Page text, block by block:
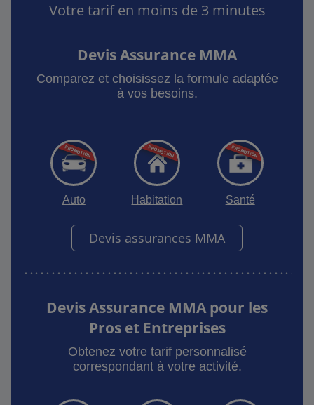
Votre tarif en moins de 3 minutes
Devis Assurance MMA
Comparez et choisissez la formule adaptée
à vos besoins.
Auto Habitation Santé
Devis assurances MMA
Devis Assurance MMA pour les
Pros et Entreprises
Obtenez votre tarif personnalisé
correspondant à votre activité.